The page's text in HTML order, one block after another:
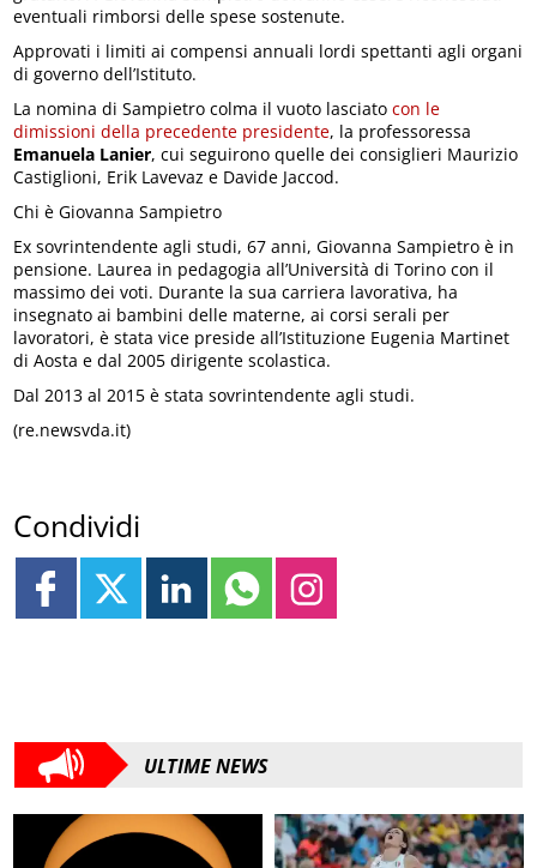
eventuali rimborsi delle spese sostenute.
Approvati i limiti ai compensi annuali lordi spettanti agli organi
di governo dell’Istituto.
La nomina di Sampietro colma il vuoto lasciatocon le
dimissioni della precedente presidente, la professoressa
Emanuela Lanier, cui seguirono quelle dei consiglieri Maurizio
Castiglioni, Erik Lavevaz e Davide Jaccod.
Chi è Giovanna Sampietro
Ex sovrintendente agli studi, 67 anni, Giovanna Sampietro è in
pensione. Laurea in pedagogia all’Università di Torino con il
massimo dei voti. Durante la sua carriera lavorativa, ha
insegnato ai bambini delle materne, ai corsi serali per
lavoratori, è stata vice preside all’Istituzione Eugenia Martinet
di Aosta e dal 2005 dirigente scolastica.
Dal 2013 al 2015 è stata sovrintendente agli studi.
(re.newsvda.it)
Condividi
ULTIME NEWS